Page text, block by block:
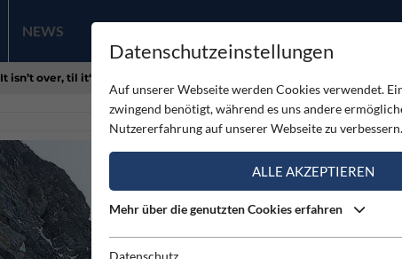
NEWS PRODUKTE
It isn’t over, til it‘s over!
Datenschutzeinstellungen
Auf unserer Webseite werden Cookies verwendet.
zwingend benötigt, während es uns andere
Nutzererfahrung auf unserer Webseite zu verbessern.
ALLE AKZEPTIEREN
Mehr über die genutzten Cookies erfahren
Datenschutz